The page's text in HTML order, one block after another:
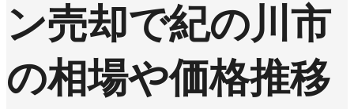
ン売却で紀の川市
の相場や価格推移